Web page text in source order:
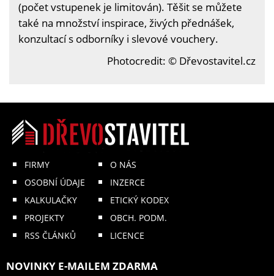
(počet vstupenek je limitován). Těšit se můžete
také na množství inspirace, živých přednášek,
konzultací s odborníky i slevové vouchery.
Photocredit: © Dřevostavitel.cz
FIRMY
OSOBNÍ ÚDAJE
KALKULAČKY
PROJEKTY
RSS ČLÁNKŮ
O NÁS
INZERCE
ETICKÝ KODEX
OBCH. PODM.
LICENCE
NOVINKY E-MAILEM ZDARMA